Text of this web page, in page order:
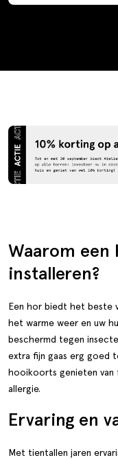
Waarom een
installeren?
Een hor biedt het beste
het warme weer en uw
beschermd tegen
extra fijn gaas erg goed
hooikoorts genieten van
allergie.
Ervaring en
Met tientallen jaren